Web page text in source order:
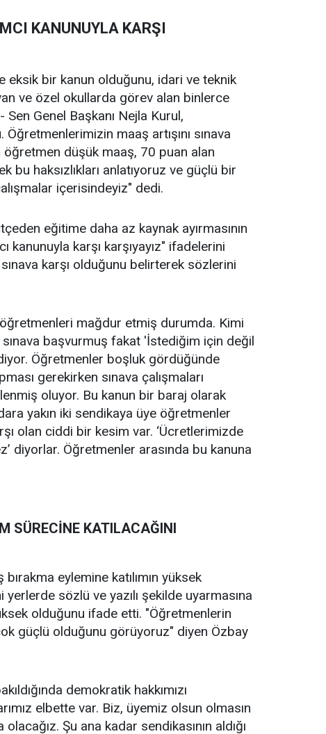
KANUNUYLA KARŞI
eksik bir kanun olduğunu, idari ve teknik
ve özel okullarda görev alan binlerce
Genel Başkanı Nejla Kurul,
maaş artışını sınava
düşük maaş, 70 puan alan
haksızlıkları anlatıyoruz ve güçlü bir
içerisindeyiz" dedi.
eğitime daha az kaynak ayırmasının
kanunuyla karşı karşıyayız" ifadelerini
karşı olduğunu belirterek sözlerini
mağdur etmiş durumda. Kimi
başvurmuş fakat 'İstediğim için değil
Öğretmenler boşluk gördüğünde
gerekirken sınava çalışmaları
oluyor. Bu kanun bir baraj olarak
yakın iki sendikaya üye öğretmenler
olan ciddi bir kesim var. ‘Ücretlerimizde
diyorlar. Öğretmenler arasında bu kanuna
SÜRECİNE KATILACAĞINI
eylemine katılımın yüksek
yerlerde sözlü ve yazılı şekilde uyarmasına
olduğunu ifade etti. "Öğretmenlerin
güçlü olduğunu görüyoruz" diyen Özbay
demokratik hakkımızı
elbette var. Biz, üyemiz olsun olmasın
Şu ana kadar sendikasının aldığı